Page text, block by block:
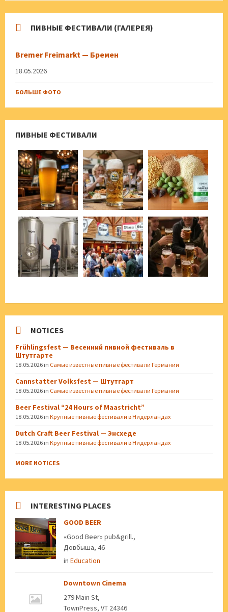
ПИВНЫЕ ФЕСТИВАЛИ (ГАЛЕРЕЯ)
Bremer Freimarkt — Бремен
18.05.2026
БОЛЬШЕ ФОТО
ПИВНЫЕ ФЕСТИВАЛИ
NOTICES
Frühlingsfest — Весенний пивной фестиваль в
Штутгарте
18.05.2026 in Самые известные пивные фестивали Германии
Cannstatter Volksfest — Штутгарт
18.05.2026 in Самые известные пивные фестивали Германии
Beer Festival “24 Hours of Maastricht”
18.05.2026 in Крупные пивные фестивали в Нидерландах
Dutch Craft Beer Festival — Энсхеде
18.05.2026 in Крупные пивные фестивали в Нидерландах
MORE NOTICES
INTERESTING PLACES
GOOD BEER
«Good Beer» pub&grill.,
Довбыша, 46
in Education
Downtown Cinema
279 Main St,
TownPress, VT 24346